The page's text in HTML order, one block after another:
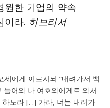
원한 기업의 약속
이라. 히브리서
에게 이르시되 “내려가서 백
들어와 나 여호와에게로 와서
노라 […] 가라, 너는 내려가